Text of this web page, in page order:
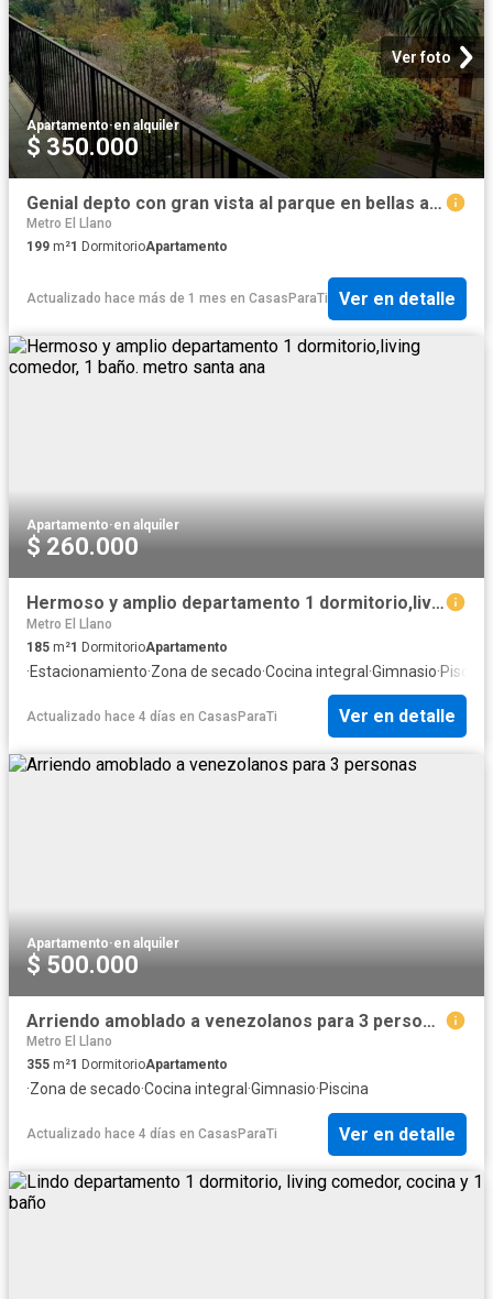
Ver foto
Apartamento·en alquiler
$ 350.000
Genial depto con gran vista al parque en bellas artes
Metro El Llano
199 m²1 DormitorioApartamento
Actualizado hace más de 1 mes en CasasParaTi Ver en detalle
Apartamento·en alquiler
$ 260.000
Hermoso y amplio departamento 1 dormitorio,living comedor, 1 baño. metro santa ana
Metro El Llano
185 m²1 DormitorioApartamento
·Estacionamiento·Zona de secado·Cocina integral ·Gimnasio·Piscina
Actualizado hace 4 días en CasasParaTi Ver en detalle
Apartamento·en alquiler
$ 500.000
Arriendo amoblado a venezolanos para 3 personas
Metro El Llano
355 m²1 DormitorioApartamento
·Zona de secado·Cocina integral ·Gimnasio·Piscina
Actualizado hace 4 días en CasasParaTi Ver en detalle